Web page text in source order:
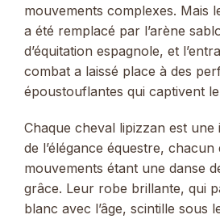
mouvements complexes. Mais
a été remplacé par l’arène
d’équitation espagnole, et
combat a laissé place à des
époustouflantes qui captivent
Chaque cheval lipizzan est
de l’élégance équestre, chacun
mouvements étant une danse
grâce. Leur robe brillante, qui
blanc avec l’âge, scintille sous